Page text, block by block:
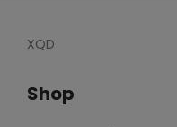
XQD
Shop